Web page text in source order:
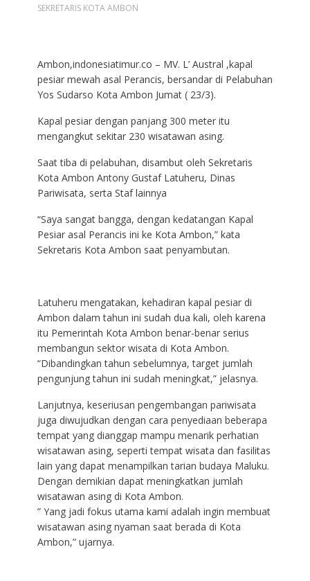
SEKRETARIS KOTA AMBON
Ambon,indonesiatimur.co – MV. L’ Austral ,kapal
pesiar mewah asal Perancis, bersandar di Pelabuhan
Yos Sudarso Kota Ambon Jumat ( 23/3).
Kapal pesiar dengan panjang 300 meter itu
mengangkut sekitar 230 wisatawan asing.
Saat tiba di pelabuhan, disambut oleh Sekretaris
Kota Ambon Antony Gustaf Latuheru, Dinas
Pariwisata, serta Staf lainnya
“Saya sangat bangga, dengan kedatangan Kapal
Pesiar asal Perancis ini ke Kota Ambon,” kata
Sekretaris Kota Ambon saat penyambutan.
Latuheru mengatakan, kehadiran kapal pesiar di
Ambon dalam tahun ini sudah dua kali, oleh karena
itu Pemerintah Kota Ambon benar-benar serius
membangun sektor wisata di Kota Ambon.
“Dibandingkan tahun sebelumnya, target jumlah
pengunjung tahun ini sudah meningkat,” jelasnya.
Lanjutnya, keseriusan pengembangan pariwisata
juga diwujudkan dengan cara penyediaan beberapa
tempat yang dianggap mampu menarik perhatian
wisatawan asing, seperti tempat wisata dan fasilitas
lain yang dapat menampilkan tarian budaya Maluku.
Dengan demikian dapat meningkatkan jumlah
wisatawan asing di Kota Ambon.
” Yang jadi fokus utama kami adalah ingin membuat
wisatawan asing nyaman saat berada di Kota
Ambon,” ujarnya.